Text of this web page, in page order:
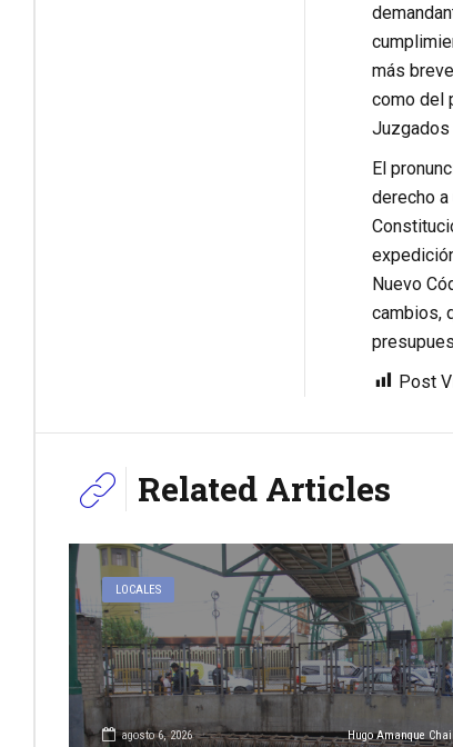
más
como del
Juzgados
El
derecho
Nuevo
cambios,
Post
Related Articles
LOCALES
agosto 6, 2026 Hugo Amanque